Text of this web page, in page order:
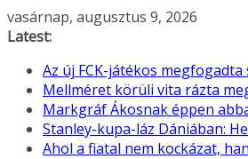
Skip
to
vasárnap, augusztus 9, 2026
Latest:
Az új FCK-játékos
Mellméret körüli vita rázta
Markgráf Ákosnak éppen
Stanley-kupa-láz Dániában:
Ahol a fiatal nem kockázat,